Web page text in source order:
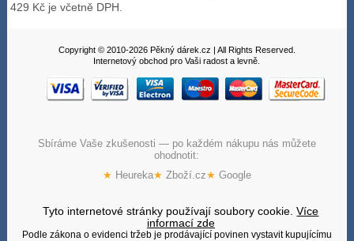
429 Kč je včetně DPH.
Copyright © 2010-2026 Pěkný dárek.cz | All Rights Reserved.
Internetový obchod pro Vaši radost a levně.
Sbíráme Vaše zkušenosti — po každém nákupu nás můžete
ohodnotit:
★ Heureka★ Zboží.cz★ Google
Tyto internetové stránky používají soubory cookie.Více
informací zde
Podle zákona o evidenci tržeb je prodávající povinen vystavit kupujícímu